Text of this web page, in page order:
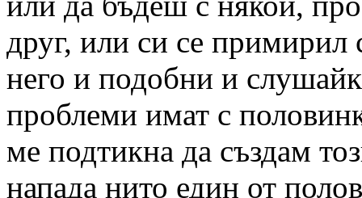
друг, или си се примирил
него и подобни и
проблеми имат с
ме подтикна да създам
напада нито един от